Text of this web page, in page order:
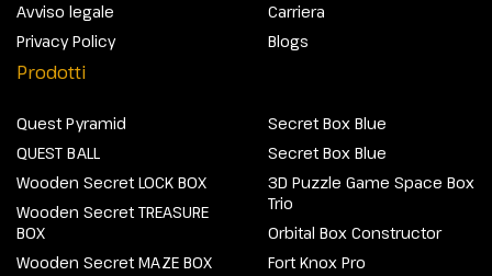
Avviso legale
Privacy Policy
Carriera
Blogs
Prodotti
Quest Pyramid
QUEST BALL
Wooden Secret LOCK BOX
Wooden Secret TREASURE
BOX
Wooden Secret MAZE BOX
Secret Box Blue
Secret Box Blue
3D Puzzle Game Space Box
Trio
Orbital Box Constructor
Fort Knox Pro